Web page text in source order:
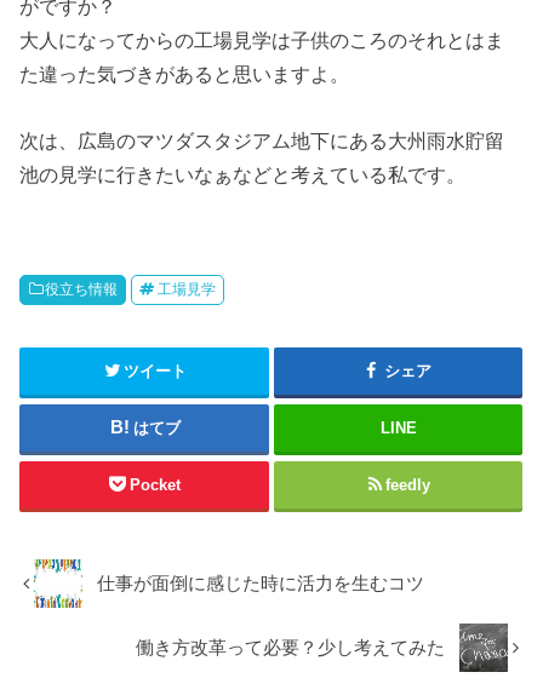
がですか？
大人になってからの工場見学は子供のころのそれとはま
た違った気づきがあると思いますよ。
次は、広島のマツダスタジアム地下にある大州雨水貯留
池の見学に行きたいなぁなどと考えている私です。
役立ち情報 工場見学
ツイート シェア
はてブ LINE
Pocket feedly
仕事が面倒に感じた時に活力を生むコツ
働き方改革って必要？少し考えてみた